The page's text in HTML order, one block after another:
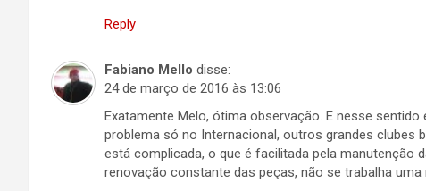
Reply
Fabiano Mello disse:
24 de março de 2016 às 13:06
Exatamente Melo, ótima observação. E nesse
problema só no Internacional, outros grandes clubes
está complicada, o que é facilitada pela manutenção
renovação constante das peças, não se trabalha uma